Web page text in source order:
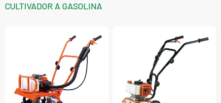
CULTIVADOR A GASOLINA